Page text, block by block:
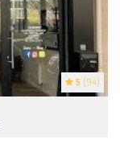
5 (94)